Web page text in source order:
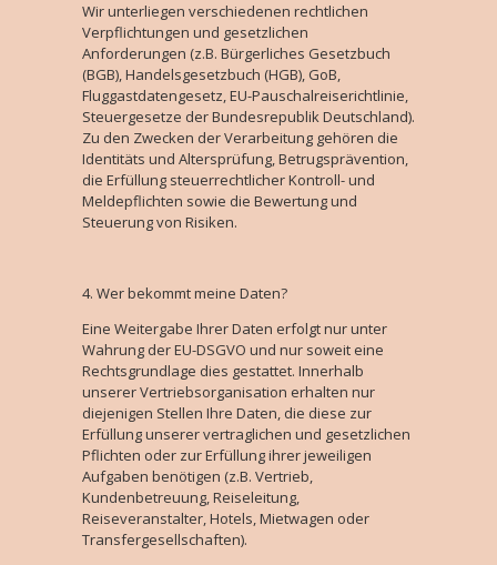
Wir unterliegen verschiedenen rechtlichen
Verpflichtungen und gesetzlichen
Anforderungen (z.B. Bürgerliches Gesetzbuch
(BGB), Handelsgesetzbuch (HGB), GoB,
Fluggastdatengesetz, EU-Pauschalreiserichtlinie,
Steuergesetze der Bundesrepublik Deutschland).
Zu den Zwecken der Verarbeitung gehören die
Identitäts und Altersprüfung, Betrugsprävention,
die Erfüllung steuerrechtlicher Kontroll- und
Meldepflichten sowie die Bewertung und
Steuerung von Risiken.
Wer bekommt meine Daten?
Eine Weitergabe Ihrer Daten erfolgt nur unter
Wahrung der EU-DSGVO und nur soweit eine
Rechtsgrundlage dies gestattet. Innerhalb
unserer Vertriebsorganisation erhalten nur
diejenigen Stellen Ihre Daten, die diese zur
Erfüllung unserer vertraglichen und gesetzlichen
Pflichten oder zur Erfüllung ihrer jeweiligen
Aufgaben benötigen (z.B. Vertrieb,
Kundenbetreuung, Reiseleitung,
Reiseveranstalter, Hotels, Mietwagen oder
Transfergesellschaften).